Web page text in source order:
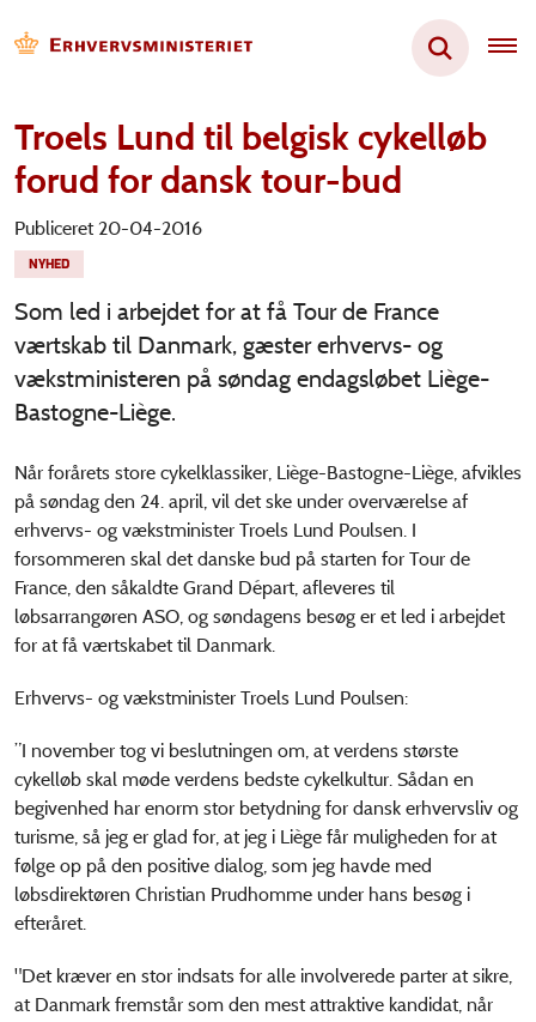
Troels Lund til belgisk cykelløb
forud for dansk tour-bud
Publiceret 20-04-2016
NYHED
Som led i arbejdet for at få Tour de France
værtskab til Danmark, gæster erhvervs- og
vækstministeren på søndag endagsløbet Liège-
Bastogne-Liège.
Når forårets store cykelklassiker, Liège-Bastogne-Liège, afvikles
på søndag den 24. april, vil det ske under overværelse af
erhvervs- og vækstminister Troels Lund Poulsen. I
forsommeren skal det danske bud på starten for Tour de
France, den såkaldte Grand Départ, afleveres til
løbsarrangøren ASO, og søndagens besøg er et led i arbejdet
for at få værtskabet til Danmark.
Erhvervs- og vækstminister Troels Lund Poulsen:
”I november tog vi beslutningen om, at verdens største
cykelløb skal møde verdens bedste cykelkultur. Sådan en
begivenhed har enorm stor betydning for dansk erhvervsliv og
turisme, så jeg er glad for, at jeg i Liège får muligheden for at
følge op på den positive dialog, som jeg havde med
løbsdirektøren Christian Prudhomme under hans besøg i
efteråret.
"Det kræver en stor indsats for alle involverede parter at sikre,
at Danmark fremstår som den mest attraktive kandidat, når